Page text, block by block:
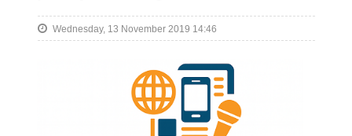
Wednesday, 13 November 2019 14:46